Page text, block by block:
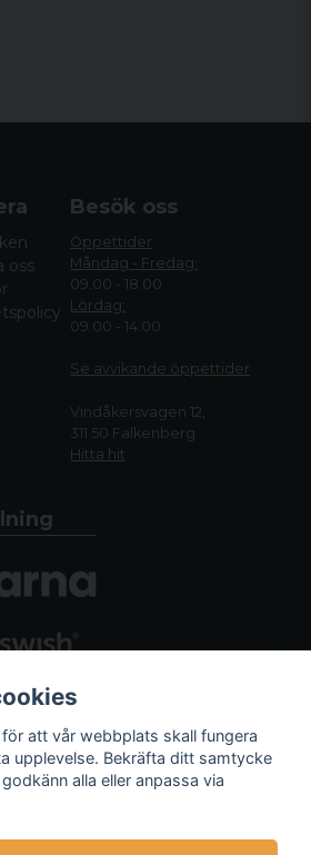
oss
Besök oss
Öppettider
Måndag - Fredag:
09.00 - 18.00
Lördag:
09.00 - 14.00
Se avvikande öppettider
Vindåkersvägen 12,
311 50 Falkenberg
Hitta hit
att vår webbplats skall fungera
upplevelse. Bekräfta ditt samtycke
alla eller anpassa via